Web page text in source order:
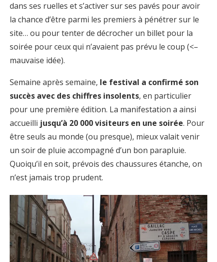
dans ses ruelles et s’activer sur ses pavés pour avoir
la chance d’être parmi les premiers à pénétrer sur le
site… ou pour tenter de décrocher un billet pour la
soirée pour ceux qui n’avaient pas prévu le coup (<–
mauvaise idée).
Semaine après semaine, le festival a confirmé son
succès avec des chiffres insolents, en particulier
pour une première édition. La manifestation a ainsi
accueilli jusqu’à 20 000 visiteurs en une soirée. Pour
être seuls au monde (ou presque), mieux valait venir
un soir de pluie accompagné d’un bon parapluie.
Quoiqu’il en soit, prévois des chaussures étanche, on
n’est jamais trop prudent.